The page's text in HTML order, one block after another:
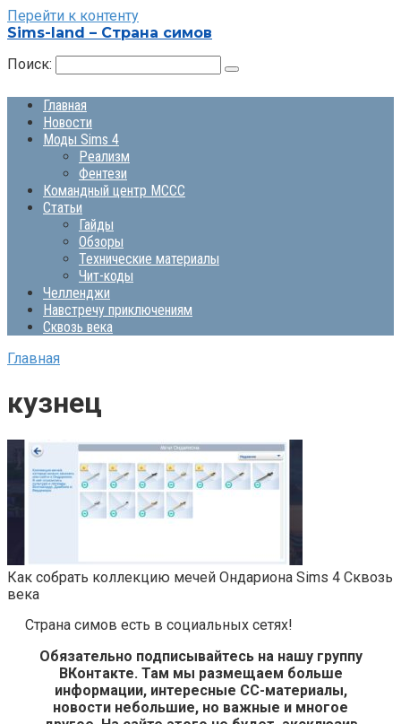
Перейти к контенту
Sims-land – Страна симов
Поиск:
Главная
Новости
Моды Sims 4
Реализм
Фентези
Командный центр MCCC
Статьи
Гайды
Обзоры
Технические материалы
Чит-коды
Челленджи
Навстречу приключениям
Сквозь века
Главная
кузнец
Как собрать коллекцию мечей Ондариона Sims 4 Сквозь
века
Страна симов есть в социальных сетях!
Обязательно подписывайтесь на нашу группу
ВКонтакте. Там мы размещаем больше
информации, интересные СС-материалы,
новости небольшие, но важные и многое